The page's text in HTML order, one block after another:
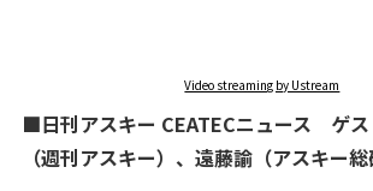
Video streaming by Ustream
■日刊アスキー CEATECニュース ゲ
（週刊アスキー）、遠藤諭（アスキー総